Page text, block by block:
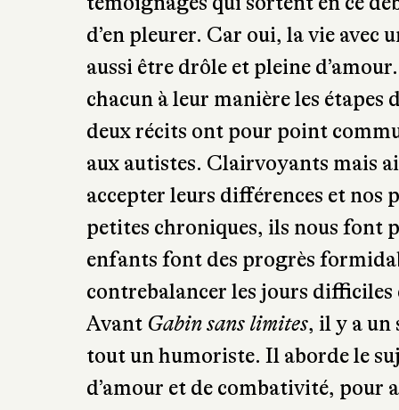
témoignages qui sortent en ce
d’en pleurer. Car oui, la vie avec
aussi être drôle et pleine
chacun à leur manière les étapes
deux récits ont pour point
aux autistes. Clairvoyants mais
accepter leurs différences et nos
petites chroniques, ils nous font
enfants font des progrès
contrebalancer les jours
Avant Gabin sans limites, il y a un
tout un humoriste. Il aborde le
d’amour et de combativité, pour